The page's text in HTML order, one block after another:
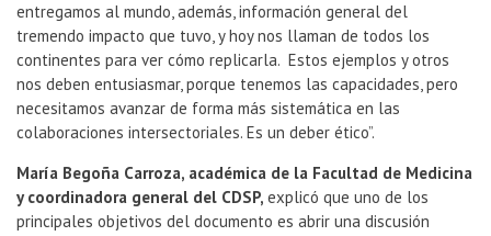
entregamos al mundo, además, información general del
tremendo impacto que tuvo, y hoy nos llaman de todos los
continentes para ver cómo replicarla. Estos ejemplos y otros
nos deben entusiasmar, porque tenemos las capacidades, pero
necesitamos avanzar de forma más sistemática en las
colaboraciones intersectoriales. Es un deber ético”.
María Begoña Carroza, académica de la Facultad de Medicina
y coordinadora general del CDSP, explicó que uno de los
principales objetivos del documento es abrir una discusión